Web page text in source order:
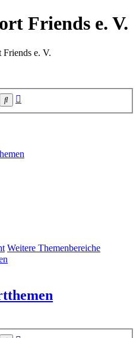
Friends e. V.
e. V.
Suche
Weitere Themenbereiche